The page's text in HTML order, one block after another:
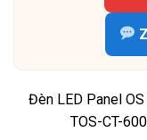
Đèn LED Panel
TOS-CT-